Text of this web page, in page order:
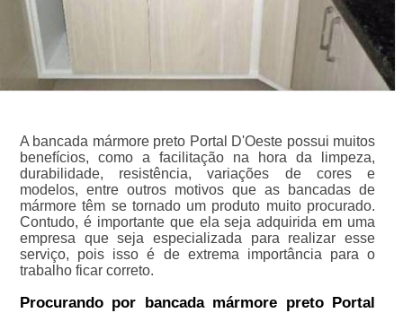
A bancada mármore preto Portal D'Oeste possui muitos
benefícios, como a facilitação na hora da limpeza,
durabilidade, resistência, variações de cores e
modelos, entre outros motivos que as bancadas de
mármore têm se tornado um produto muito procurado.
Contudo, é importante que ela seja adquirida em uma
empresa que seja especializada para realizar esse
serviço, pois isso é de extrema importância para o
trabalho ficar correto.
Procurando por bancada mármore preto Portal